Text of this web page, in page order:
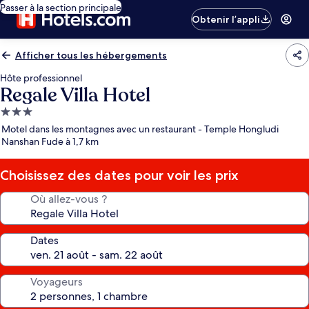
Passer à la section principale
Obtenir l’appli
Afficher tous les hébergements
Hôte professionnel
Regale Villa Hotel
Hébergement
3.0 étoiles
Motel dans les montagnes avec un restaurant - Temple Hongludi
Nanshan Fude à 1,7 km
Choisissez des dates pour voir les prix
Où allez-vous ?
Dates
Voyageurs